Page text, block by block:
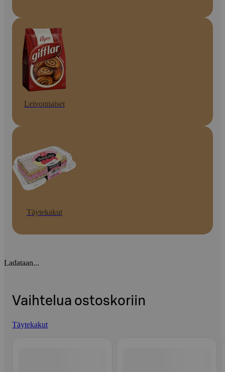
Leivonnaiset
Täytekakut
Ladataan...
Vaihtelua ostoskoriin
Täytekakut